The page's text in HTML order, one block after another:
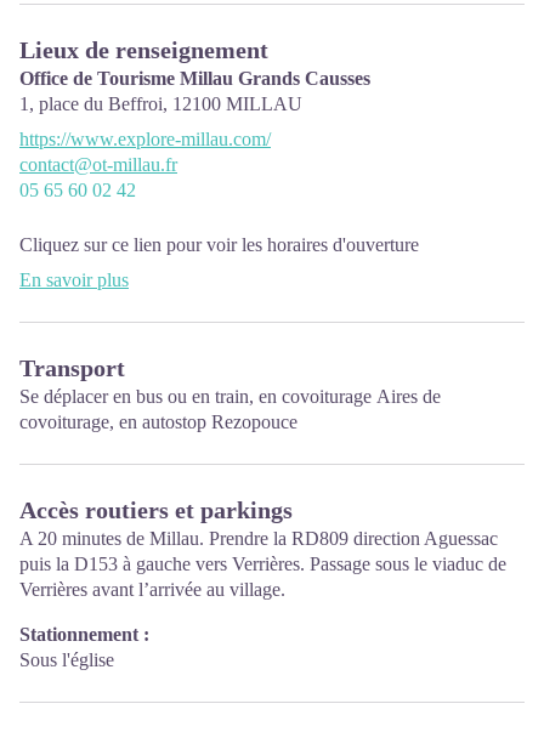
Lieux de renseignement
Office de Tourisme Millau Grands Causses
1, place du Beffroi, 12100 MILLAU
https://www.explore-millau.com/
contact@ot-millau.fr
05 65 60 02 42
Cliquez sur ce lien pourvoir les horaires d'ouverture
En savoir plus
Transport
Se déplacer en bus ou en train, en covoiturage Aires de
covoiturage, en autostop Rezopouce
Accès routiers et parkings
A 20 minutes de Millau. Prendre la RD809 direction Aguessac
puis la D153 à gauche vers Verrières. Passage sous le viaduc de
Verrières avant l’arrivée au village.
Stationnement :
Sous l'église